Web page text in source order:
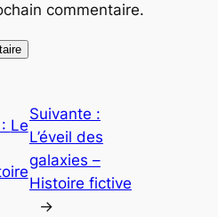
commentaire.
Le
Suivante :
L’éveil des
galaxies –
Histoire fictive
→